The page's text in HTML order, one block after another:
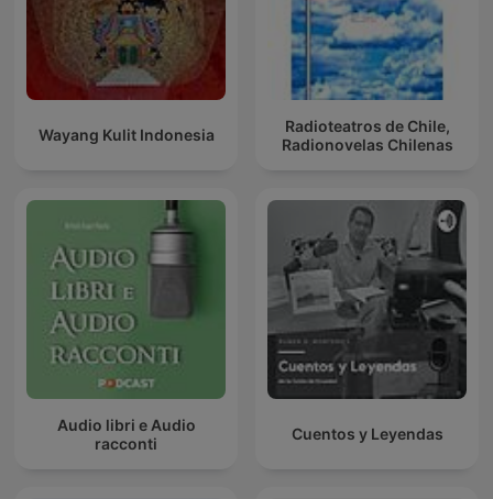
Wayang Kulit Indonesia
Radioteatros de Chile,
Radionovelas Chilenas
Audio libri e Audio
racconti
Cuentos y Leyendas